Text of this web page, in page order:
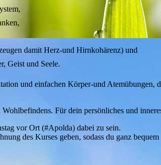
damit Herz-und Hirnkohärenz) und
Geist und Seele.
und einfachen Körper-und Atemübungen,
Für dein persönliches und
vor Ort (#Apolda) dabei zu sein.
des Kurses geben, sodass du ganz